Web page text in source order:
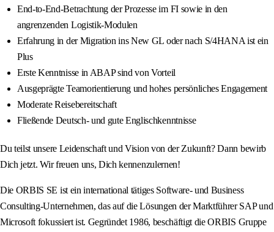
End-to-End-Betrachtung der Prozesse im FI sowie in den
angrenzenden Logistik-Modulen
Erfahrung in der Migration ins New GL oder nach S/4HANA ist ein
Plus
Erste Kenntnisse in ABAP sind von Vorteil
Ausgeprägte Teamorientierung und hohes persönliches Engagement
Moderate Reisebereitschaft
Fließende Deutsch- und gute Englischkenntnisse
Du teilst unsere Leidenschaft und Vision von der Zukunft? Dann bewirb
Dich jetzt. Wir freuen uns, Dich kennenzulernen!
Die ORBIS SE ist ein international tätiges Software- und Business
Consulting-Unternehmen, das auf die Lösungen der Marktführer SAP und
Microsoft fokussiert ist. Gegründet 1986, beschäftigt die ORBIS Gruppe